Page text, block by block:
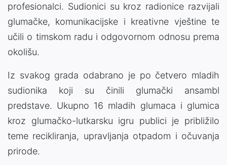
profesionalci. Sudionici su kroz radionice razvijali
glumačke, komunikacijske i kreativne vještine te
učili o timskom radu i odgovornom odnosu prema
okolišu.
Iz svakog grada odabrano je po četvero mladih
sudionika koji su činili glumački ansambl
predstave. Ukupno 16 mladih glumaca i glumica
kroz glumačko-lutkarsku igru publici je približilo
teme recikliranja, upravljanja otpadom i očuvanja
prirode.